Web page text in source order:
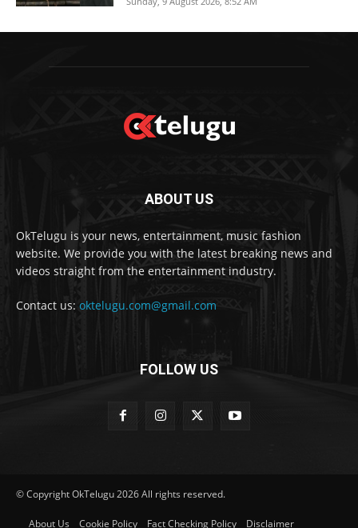
ABOUT US
OkTelugu is your news, entertainment, music fashion
website. We provide you with the latest breaking news and
videos straight from the entertainment industry.
Contact us: oktelugu.com@gmail.com
FOLLOW US
© Copyright OkTelugu 2026 All rights reserved.
About Us Cookie Policy Fact Checking Policy Disclaimer